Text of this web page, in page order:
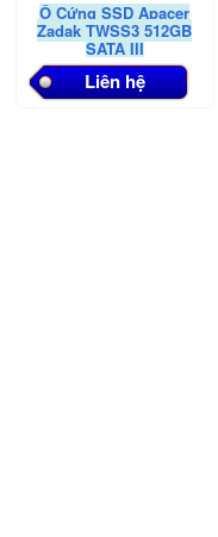
Ổ Cứng SSD Apacer
Zadak TWSS3 512GB
SATA III
Liên hệ